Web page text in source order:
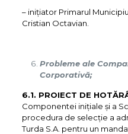
– iniţiator Primarul
Cristian Octavian.
Probleme ale
Corporativă;
6.1. PROIECT DE
Componentei inițiale și a
procedura de selecție a
Turda S.A. pentru un